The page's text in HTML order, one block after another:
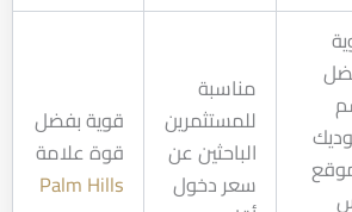
مناسبة
للمستثمرين
الباحثين عن
سعر دخول
قوية بفضل
قوة علامة
Palm Hills